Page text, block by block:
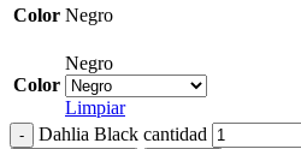
Color Negro
Color
Negro
Limpiar
Dahlia Black cantidad